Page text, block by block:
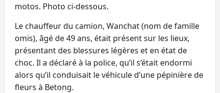
motos. Photo ci-dessous.
Le chauffeur du camion, Wanchat (nom de famille
omis), âgé de 49 ans, était présent sur les lieux,
présentant des blessures légères et en état de
choc. Il a déclaré à la police, qu’il s’était endormi
alors qu’il conduisait le véhicule d’une pépinière de
fleurs à Betong.